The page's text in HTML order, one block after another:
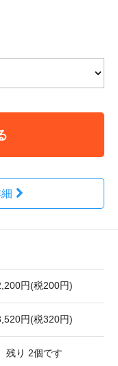
円(税200円)
円(税320円)
残り 2個です